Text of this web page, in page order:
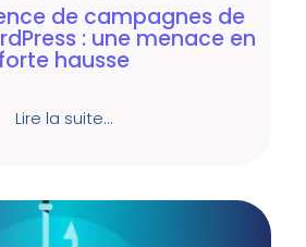
de campagnes de
: une menace en
forte hausse
Lire la suite…